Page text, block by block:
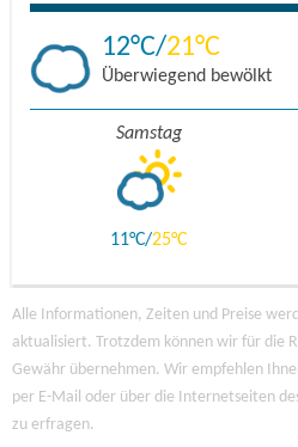
12 21
Überwiegend bewölkt
Samstag
11 25
Alle Informationen, Zeiten und Preise
aktualisiert. Trotzdem können wir für die
Gewähr übernehmen. Wir empfehlen
per E-Mail oder über die Internetseiten
zu erfragen.